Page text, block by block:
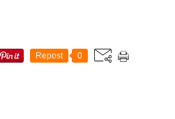
Repost 0